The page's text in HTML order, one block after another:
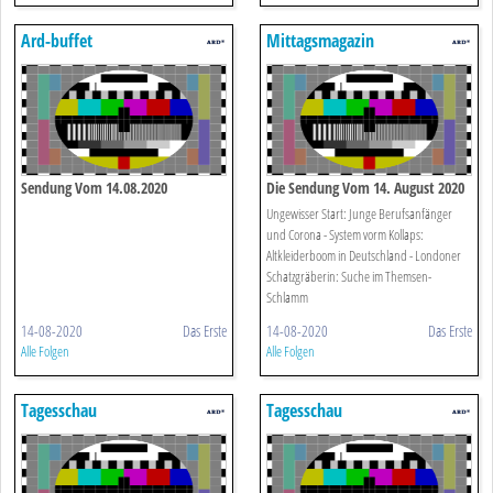
Ard-buffet
Sendung Vom 14.08.2020
14-08-2020 Das Erste
Alle Folgen
Mittagsmagazin
Die Sendung Vom 14. August 2020
Ungewisser Start: Junge Berufsanfänger
und Corona - System vorm Kollaps:
Altkleiderboom in Deutschland - Londoner
Schatzgräberin: Suche im Themsen-
Schlamm
14-08-2020 Das Erste
Alle Folgen
Tagesschau Tagesschau